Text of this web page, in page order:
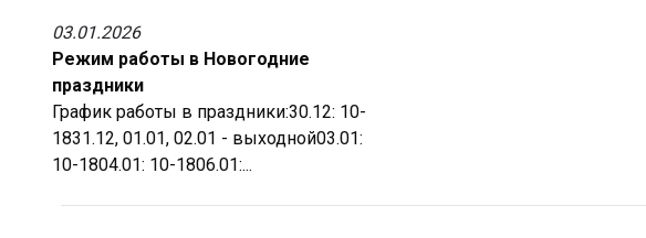
03.01.2026
Режим работы в Новогодние
праздники
График работы в праздники:30.12: 10-
1831.12, 01.01, 02.01 - выходной03.01:
10-1804.01: 10-1806.01:...